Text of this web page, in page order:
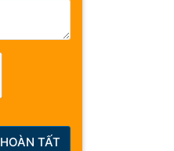
HOÀN TẤT